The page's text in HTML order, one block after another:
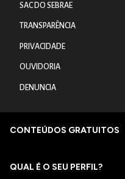
SAC DO SEBRAE
TRANSPARÊNCIA
PRIVACIDADE
OUVIDORIA
DENUNCIA
CONTEÚDOS GRATUITOS
QUAL É O SEU PERFIL?